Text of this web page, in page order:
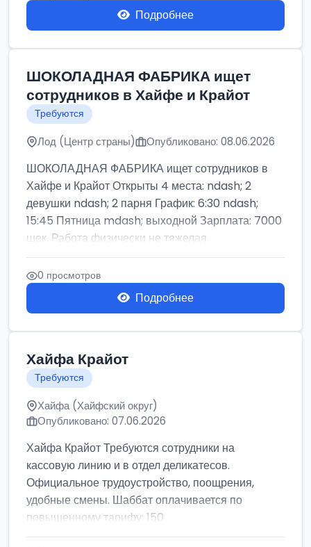
Подробнее
ШОКОЛАДНАЯ ФАБРИКА ищет
сотрудников в Хайфе и Крайот
Требуются
Лод (Центр страны) Опубликовано: 08.06.2026
ШОКОЛАДНАЯ ФАБРИКА ищет сотрудников в
Хайфе и Крайот Открыты 4 места: ndash; 2
девушки ndash; 2 парня График: 6:30 ndash;
15:45 Пятница mdash; выходной Зарплата: 7000
шек. Работа физически не тяжелая ...
0 просмотров
Подробнее
Хайфа Крайот
Требуются
Хайфа (Хайфский округ)
Опубликовано: 07.06.2026
Хайфа Крайот Требуются сотрудники на
кассовую линию и в отдел деликатесов.
Официальное трудоустройство, поощрения,
удобные смены. Шаббат оплачивается по
повышенному тарифу: 150